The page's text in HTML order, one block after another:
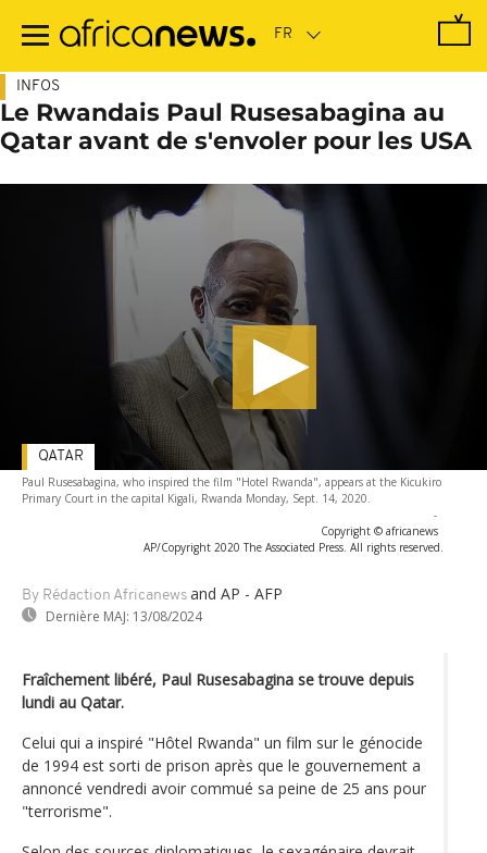
contenu
INFOS
Le Rwandais Paul Rusesabagina au
Qatar avant de s'envoler pour les USA
Paul Rusesabagina, who inspired the film "Hotel Rwanda", appears at the Kicukiro
Primary Court in the capital Kigali, Rwanda Monday, Sept. 14, 2020.
-
Copyright © africanews
AP/Copyright 2020 The Associated Press. All rights reserved.
By Rédaction Africanews and AP - AFP
Dernière MAJ: 13/08/2024
QATAR
Fraîchement libéré, Paul Rusesabagina se trouve depuis
lundi au Qatar.
Celui qui a inspiré "Hôtel Rwanda" un film sur le génocide
de 1994 est sorti de prison après que le gouvernement a
annoncé vendredi avoir commué sa peine de 25 ans pour
"terrorisme".